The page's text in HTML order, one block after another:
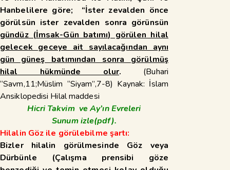
Hanbelilere göre; “İster zevalden önce
görülsün ister zevalden sonra görünsün
gündüz (İmsak-Gün batımı) görülen hilal
gelecek geceye ait sayılacağından aynı
gün güneş batımından sonra görülmüş
hilal hükmünde olur. (Buhari
“Savm,11;Müslim “Siyam”,7-8) Kaynak: İslam
Ansiklopedisi Hilal maddesi
Hicri Takvim ve Ay’ın Evreleri
Sunumizle(pdf).
Hilalin Göz ile görülebilme şartı:
Bizler hilalin görülmesinde Göz veya
Dürbünle (Çalışma prensibi göze